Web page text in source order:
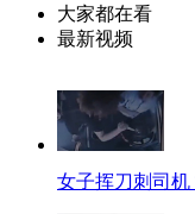
大家都在看
最新视频
女子挥刀刺司